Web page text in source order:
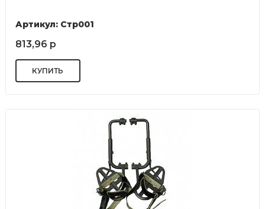
Артикул: Стр001
813,96 р